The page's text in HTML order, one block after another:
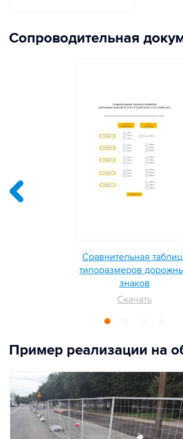
Сопроводительная
Сравнительная
типоразмеров
знаков
Скачать
Пример реализации на